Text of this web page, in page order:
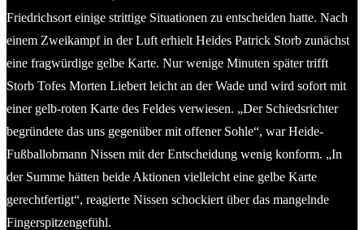
Friedrichsort einige strittige Situationen zu entscheiden hatte. Nach
einem Zweikampf in der Luft erhielt Heides Patrick Storb zunächst
eine fragwürdige gelbe Karte. Nur wenige Minuten später trifft
Storb Tofes Morten Liebert leicht an der Wade und wird sofort mit
einer gelb-roten Karte des Feldes verwiesen. „Der Schiedsrichter
begründete das uns gegenüber mit offener Sohle“, war Heide-
Fußballobmann Nissen mit der Entscheidung wenig konform. „In
der Summe hätten beide Aktionen vielleicht eine gelbe Karte
gerechtfertigt“, reagierte Nissen schockiert über das mangelnde
Fingerspitzengefühl.